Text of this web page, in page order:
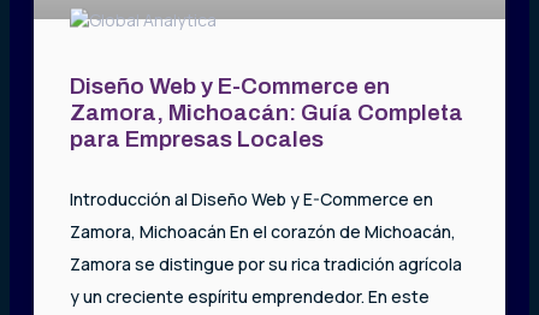
Diseño Web y E-Commerce en
Zamora, Michoacán: Guía Completa
para Empresas Locales
Introducción al Diseño Web y E-Commerce en
Zamora, Michoacán En el corazón de Michoacán,
Zamora se distingue por su rica tradición agrícola
y un creciente espíritu emprendedor. En este